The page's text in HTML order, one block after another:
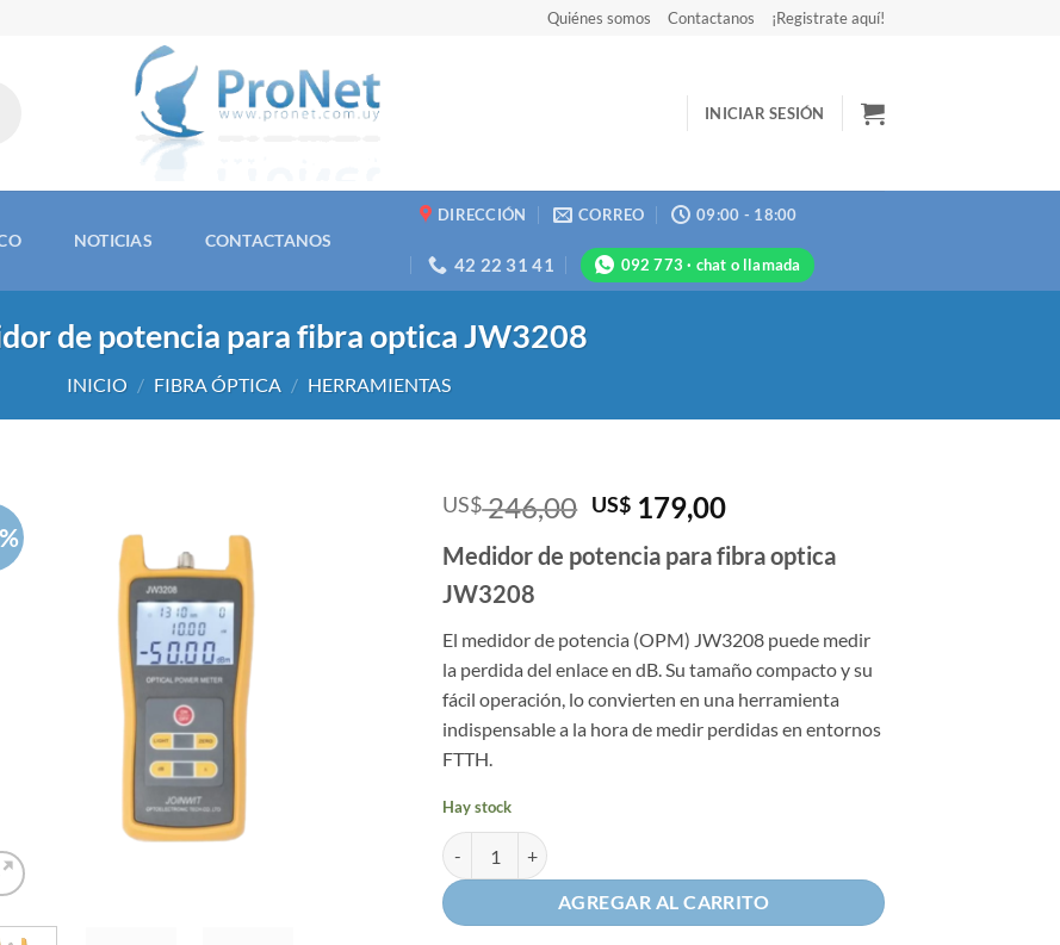
Quiénes somos Contactanos ¡Registrate aquí!
INICIAR SESIÓN
NOTICIAS CONTACTANOS
DIRECCIÓN CORREO 09:00 - 18:00
42 22 31 41 092 773 · chat o llamada
de potencia para fibra optica JW3208
INICIO / FIBRA ÓPTICA / HERRAMIENTAS
US$246,00 El
original
US$ 179,00El
actual
Medidor de potencia para fibra optica
JW3208
El medidor de potencia (OPM) JW3208 puede medir
la perdida del enlace en dB. Su tamaño compacto y su
fácil operación, lo convierten en una herramienta
indispensable a la hora de medir perdidas en entornos
FTTH.
Hay stock
Medidor de potencia para fibra optica JW3208 cantidad
AGREGAR AL CARRITO